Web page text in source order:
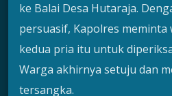
ke Balai Desa Hutaraja.
persuasif, Kapolres
kedua pria itu untuk
Warga akhirnya setuju dan
tersangka.